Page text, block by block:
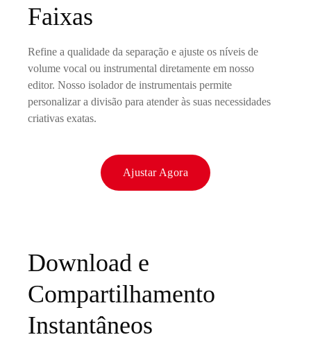
Faixas
Refine a qualidade da separação e ajuste os níveis de
volume vocal ou instrumental diretamente em nosso
editor. Nosso isolador de instrumentais permite
personalizar a divisão para atender às suas necessidades
criativas exatas.
Ajustar Agora
Download e
Compartilhamento
Instantâneos